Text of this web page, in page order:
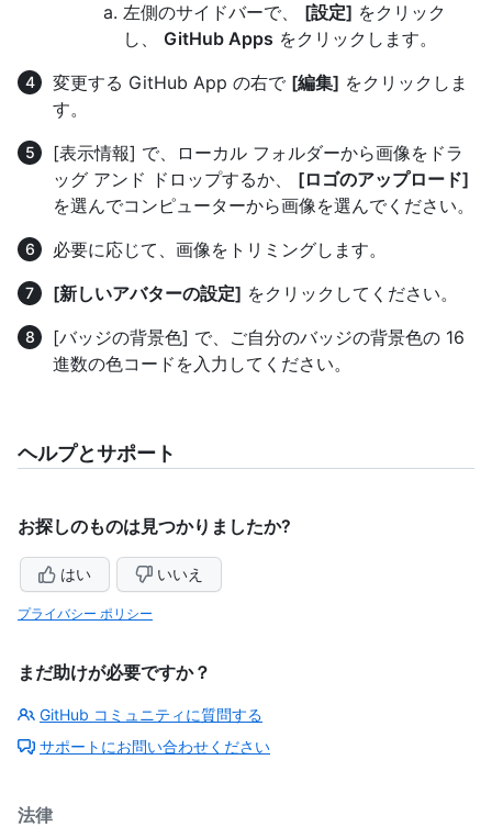
左側のサイドバーで、 [設定] をクリック
し、 GitHub Apps をクリックします。
変更する GitHub App の右で [編集] をクリックしま
す。
[表示情報] で、ローカル フォルダーから画像をドラ
ッグ アンド ドロップするか、 [ロゴのアップロード]
を選んでコンピューターから画像を選んでください。
必要に応じて、画像をトリミングします。
[新しいアバターの設定] をクリックしてください。
[バッジの背景色] で、ご自分のバッジの背景色の 16
進数の色コードを入力してください。
ヘルプとサポート
お探しのものは見つかりましたか?
はい いいえ
プライバシー ポリシー
まだ助けが必要ですか？
GitHub コミュニティに質問する
サポートにお問い合わせください
法律